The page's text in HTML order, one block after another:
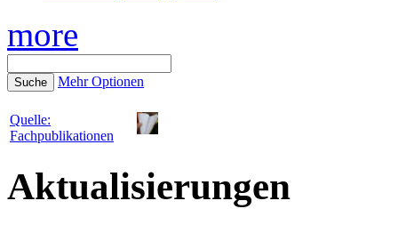
more
Mehr Optionen
Quelle:
Fachpublikationen
Aktualisierungen